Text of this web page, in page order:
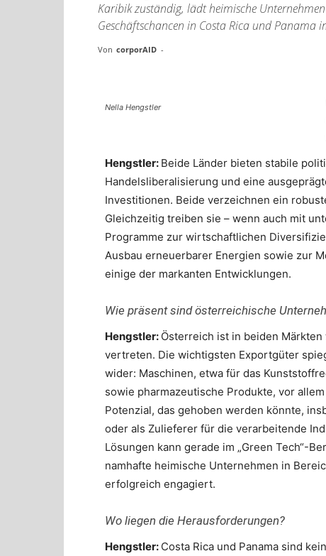
Karibik zuständig, lädt heimische
Geschäftschancen in Costa Rica und Panama
Von corporAID -
Nella Hengstler
Hengstler: Beide Länder bieten stabile
Handelsliberalisierung und eine
Investitionen. Beide verzeichnen ein
Gleichzeitig treiben sie – wenn auch mit
Programme zur wirtschaftlichen
Ausbau erneuerbarer Energien sowie zur
einige der markanten Entwicklungen.
Wie präsent sind österreichische
Hengstler: Österreich ist in beiden
vertreten. Die wichtigsten Exportgüter
wider: Maschinen, etwa für das
sowie pharmazeutische Produkte, vor
Potenzial, das gehoben werden könnte,
oder als Zulieferer für die verarbeitende
Lösungen kann gerade im „Green Tech“-
namhafte heimische Unternehmen in
erfolgreich engagiert.
Wo liegen die Herausforderungen?
Hengstler: Costa Rica und Panama sind